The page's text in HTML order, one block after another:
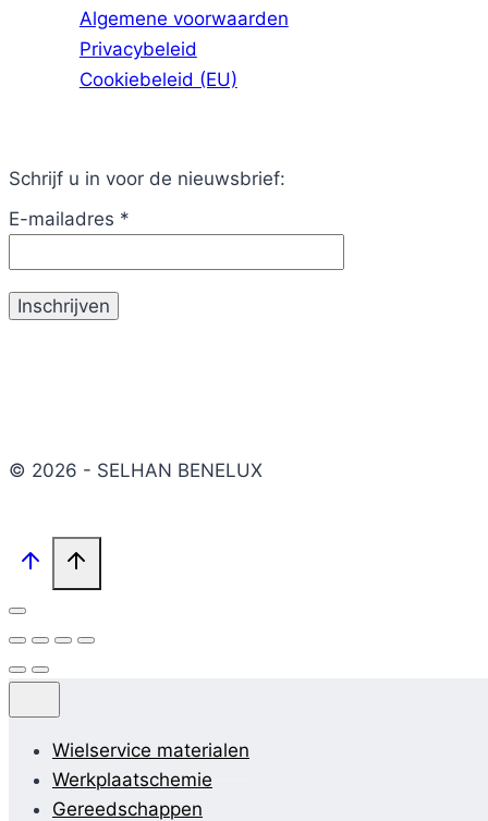
Algemene voorwaarden
Privacybeleid
Cookiebeleid (EU)
Schrijf u in voor de nieuwsbrief:
E-mailadres *
© 2026 - SELHAN BENELUX
Wielservice materialen
Werkplaatschemie
Gereedschappen